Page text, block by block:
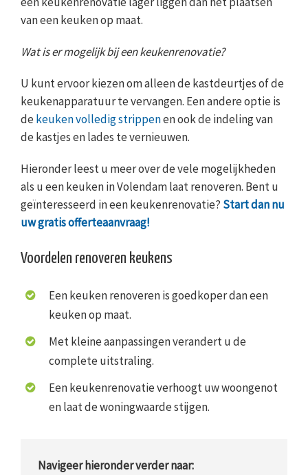
van een keuken op maat.
Wat is er mogelijk bij een keukenrenovatie?
U kunt ervoor kiezen om alleen de kastdeurtjes of de
keukenapparatuur te vervangen. Een andere optie is
dekeuken volledig strippenen ook de indeling van
de kastjes en lades te vernieuwen.
Hieronder leest u meer over de vele mogelijkheden
als u een keuken in Volendam laat renoveren. Bent u
geïnteresseerd in een keukenrenovatie? Start dan nu
uw gratis offerteaanvraag!
Voordelen renoveren keukens
Een keuken renoveren is goedkoper dan een
keuken op maat.
Met kleine aanpassingen verandert u de
complete uitstraling.
Een keukenrenovatie verhoogt uw woongenot
en laat de woningwaarde stijgen.
Navigeer hieronder verder naar: